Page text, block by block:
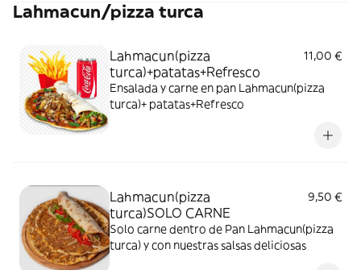
Lahmacun/pizza turca
Lahmacun(pizza
turca)+patatas+Refresco
11,00 €
Ensalada y carne en pan Lahmacun(pizza
turca)+ patatas+Refresco
Lahmacun(pizza
turca)SOLO CARNE
9,50 €
Solo carne dentro de Pan Lahmacun(pizza
turca) y con nuestras salsas deliciosas